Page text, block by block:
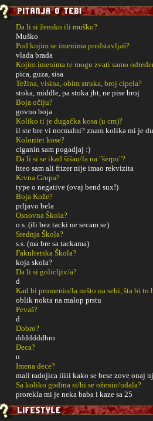
Da li si žensko ili muško?
Muško
Pod kojim se imenima predstavljaš?
vlada brada
Kojim imenima te mogu zvati samo
pica, guza, sisa
Težina, visina, obim struka, broj cipela?
stoka, middle, pa stoka jbt, ne pise broj
Boja očiju?
govno boja
Koliko ti je dugačka kosa (u cm)?
il ste bre vi normalni? znam kolika mi je
Koloritet kose?
ciganin sam pogadjaj :)
Da li si se ikad šišao/la na "šerpu"?
hteo sam ali frizer nije imao rekvizita
Krvna Grupa?
type o negative (ovaj bend sux!)
Boja Kože?
prljavo bela
Osnovna Škola?
o.s. (ili bez tacki ne secam se)
Srednja Škola?
s.s. (ma bre sa tackama)
Fakultetska Škola?
koja skola?
Da li si golicljiv/a?
d
Kad bi promenio/la nešto na sebi, šta bi to
oblik nokta na malop prstu
Pevaš?
d
Dobro?
dddddddbro
Deca?
n
Imena dece?
mali radojica iiiii kako se bese zove onaj
Sa koliko godina si/bi se oženio/udala?
prorekla mi je neka baba i kaze sa 25